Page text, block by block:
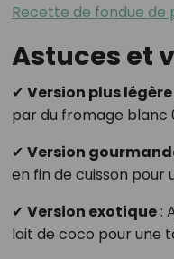
Recette de fondue de
Astuces et
✔ Version plus légère
par du fromage blanc
✔ Version
en fin de cuisson pour
✔ Version exotique:
lait de coco pour une